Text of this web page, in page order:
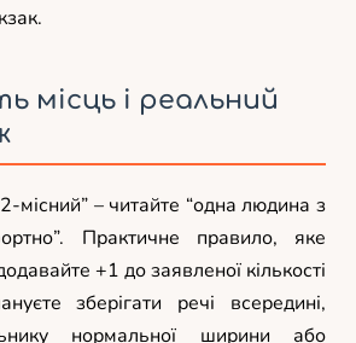
місць і реальний
місний” – читайте “одна людина з
Практичне правило, яке
+1 до заявленої кількості
зберігати речі всередині,
нормальної ширини або